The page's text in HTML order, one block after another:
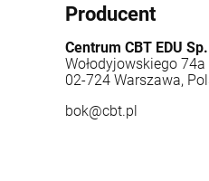
Producent
Centrum CBT EDU
Wołodyjowskiego 74a
02-724 Warszawa,
bok@cbt.pl